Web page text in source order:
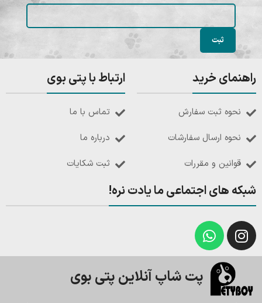
راهنمای خرید
نحوه ثبت سفارش
نحوه ارسال سفارشات
قوانین و مقررات
ارتباط با پتی بوی
تماس با ما
درباره ما
ثبت شکایات
شبکه های اجتماعی ما یادت نره!
پت شاپ آنلاین پتی بوی